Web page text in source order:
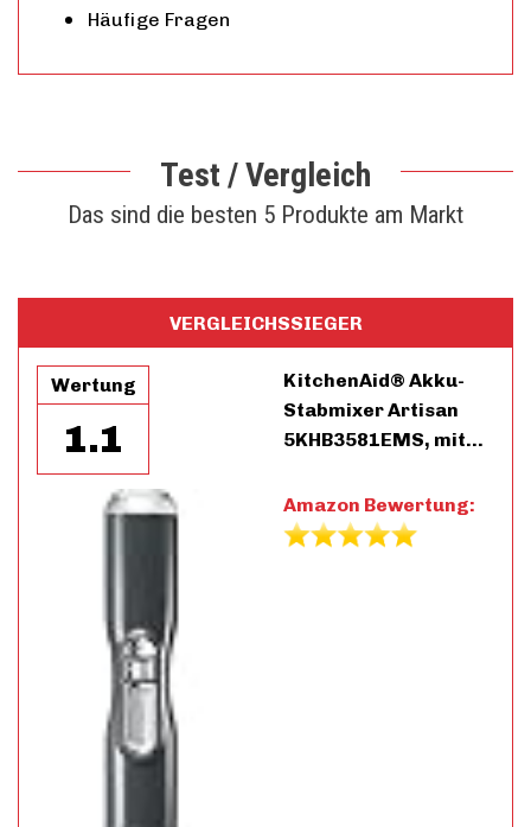
Häufige Fragen
Test / Vergleich
Das sind die besten 5 Produkte am Markt
VERGLEICHSSIEGER
Wertung
1.1
KitchenAid® Akku-
Stabmixer Artisan
5KHB3581EMS, mit…
Amazon Bewertung: